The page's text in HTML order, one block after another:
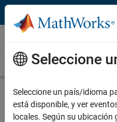
Saltar al contenido
Vídeos
Videos Home Search
Description
Seleccione
Seleccione un país/idioma
está disponible, y ver
locales. Según su